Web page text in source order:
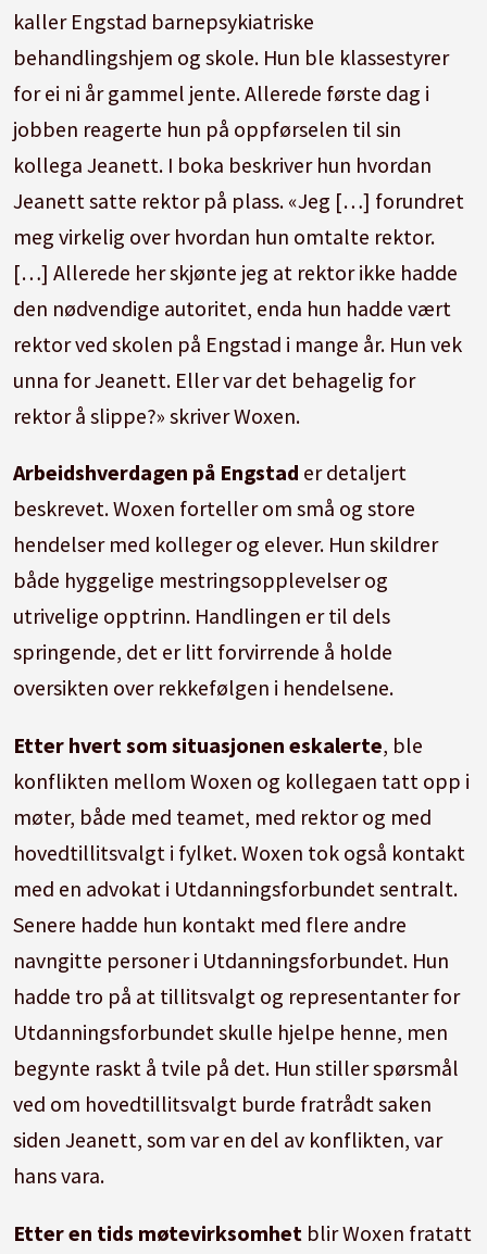
kaller Engstad barnepsykiatriske
behandlingshjem og skole. Hun ble klassestyrer
for ei ni år gammel jente. Allerede første dag i
jobben reagerte hun på oppførselen til sin
kollega Jeanett. I boka beskriver hun hvordan
Jeanett satte rektor på plass. «Jeg […] forundret
meg virkelig over hvordan hun omtalte rektor.
[…] Allerede her skjønte jeg at rektor ikke hadde
den nødvendige autoritet, enda hun hadde vært
rektor ved skolen på Engstad i mange år. Hun vek
unna for Jeanett. Eller var det behagelig for
rektor å slippe?» skriver Woxen.
Arbeidshverdagen på Engstad er detaljert
beskrevet. Woxen forteller om små og store
hendelser med kolleger og elever. Hun skildrer
både hyggelige mestringsopplevelser og
utrivelige opptrinn. Handlingen er til dels
springende, det er litt forvirrende å holde
oversikten over rekkefølgen i hendelsene.
Etter hvert som situasjonen eskalerte, ble
konflikten mellom Woxen og kollegaen tatt opp i
møter, både med teamet, med rektor og med
hovedtillitsvalgt i fylket. Woxen tok også kontakt
med en advokat i Utdanningsforbundet sentralt.
Senere hadde hun kontakt med flere andre
navngitte personer i Utdanningsforbundet. Hun
hadde tro på at tillitsvalgt og representanter for
Utdanningsforbundet skulle hjelpe henne, men
begynte raskt å tvile på det. Hun stiller spørsmål
ved om hovedtillitsvalgt burde fratrådt saken
siden Jeanett, som var en del av konflikten, var
hans vara.
Etter en tids møtevirksomhet blir Woxen fratatt